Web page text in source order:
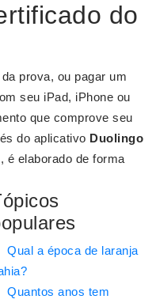
do
prova, ou pagar um
seu iPad, iPhone ou
que comprove seu
do aplicativo Duolingo
é elaborado de forma
Qual a época de laranja
Quantos anos tem